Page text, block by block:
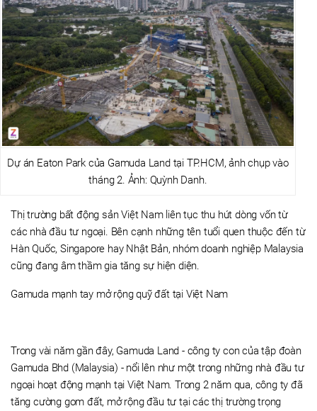
Dự án Eaton Park của Gamuda Land tại TP.HCM, ảnh chụp vào
tháng 2. Ảnh: Quỳnh Danh.
Thị trường bất động sản Việt Nam liên tục thu hút dòng vốn từ
các nhà đầu tư ngoại. Bên cạnh những tên tuổi quen thuộc đến từ
Hàn Quốc, Singapore hay Nhật Bản, nhóm doanh nghiệp Malaysia
cũng đang âm thầm gia tăng sự hiện diện.
Gamuda mạnh tay mở rộng quỹ đất tại Việt Nam
Trong vài năm gần đây, Gamuda Land - công ty con của tập đoàn
Gamuda Bhd (Malaysia) - nổi lên như một trong những nhà đầu tư
ngoại hoạt động mạnh tại Việt Nam. Trong 2 năm qua, công ty đã
tăng cường gom đất, mở rộng đầu tư tại các thị trường trọng